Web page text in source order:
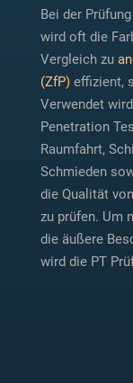
Bei der
wird oft die
Vergleich zu
(ZfP)effizient,
Verwendet
Penetration
Raumfahrt,
Schmieden
die Qualität
zu prüfen. Um
die äußere
wird die PT